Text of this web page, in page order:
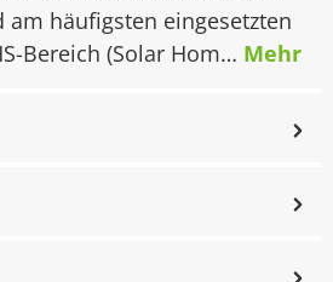
am häufigsten eingesetzten
Bereich (Solar Hom… Mehr